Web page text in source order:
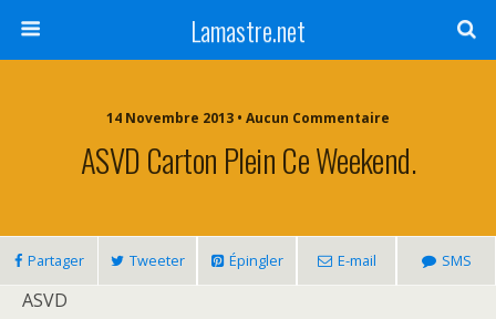
Lamastre.net
14 Novembre 2013 • Aucun Commentaire
ASVD Carton Plein Ce Weekend.
Partager Tweeter Épingler E-mail SMS
ASVD